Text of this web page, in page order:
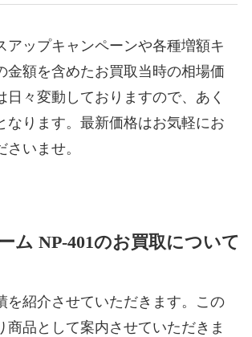
アップキャンペーンや各種増額キ
金額を含めたお買取当時の相場価
日々変動しておりますので、あく
なります。最新価格はお気軽にお
いませ。
ム NP-401のお買取について
を紹介させていただきます。この
商品として案内させていただきま